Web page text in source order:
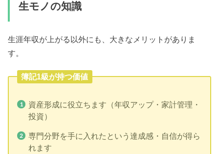
生モノの知識
生涯年収が上がる以外にも、大きなメリットがありま
す。
簿記1級が持つ価値
資産形成に役立ちます（年収アップ・家計管理・
投資）
専門分野を手に入れたという達成感・自信が得ら
れます